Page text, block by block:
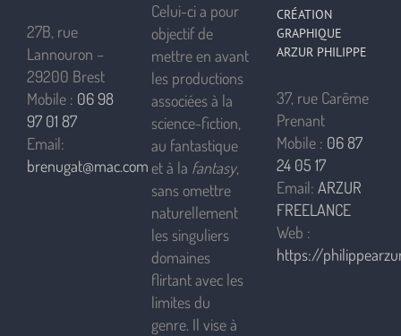
27B, rue
Lannouron –
29200 Brest
Mobile : 06 98
97 01 87
Email:
brenugat@mac.com
Celui-ci a pour
objectif de
mettre en avant
les productions
associées à la
science-fiction,
au fantastique
et à la fantasy,
sans omettre
naturellement
les singuliers
domaines
flirtant avec les
limites du
genre. Il vise à
CRÉATION
GRAPHIQUE
ARZUR PHILIPPE
37, rue Carême
Prenant
Mobile : 06 87
24 05 17
Email: ARZUR
FREELANCE
Web :
https://